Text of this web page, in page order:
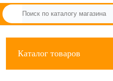
Каталог товаров